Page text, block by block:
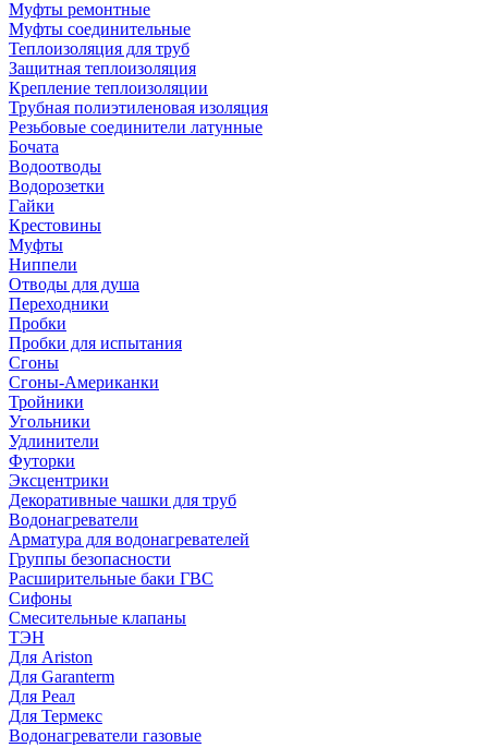
Муфты ремонтные
Муфты соединительные
Теплоизоляция для труб
Защитная теплоизоляция
Крепление теплоизоляции
Трубная полиэтиленовая изоляция
Резьбовые соединители латунные
Бочата
Водоотводы
Водорозетки
Гайки
Крестовины
Муфты
Ниппели
Отводы для душа
Переходники
Пробки
Пробки для испытания
Сгоны
Сгоны-Американки
Тройники
Угольники
Удлинители
Футорки
Эксцентрики
Декоративные чашки для труб
Водонагреватели
Арматура для водонагревателей
Группы безопасности
Расширительные баки ГВС
Сифоны
Смесительные клапаны
ТЭН
Для Ariston
Для Garanterm
Для Реал
Для Термекс
Водонагреватели газовые